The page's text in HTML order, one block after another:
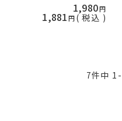
1,980
1,881 税込
7件中 1 -